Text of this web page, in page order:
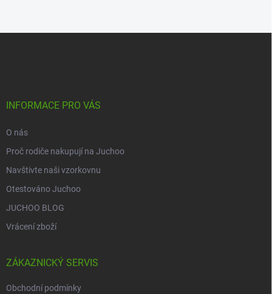
INFORMACE PRO VÁS
O nás
Proč rodiče nakupují na Juchoo
Navštivte naši vzorkovnu
Otestováno Juchoo
JUCHOO BLOG
Vrácení zboží
ZÁKAZNICKÝ SERVIS
Obchodní podmínky